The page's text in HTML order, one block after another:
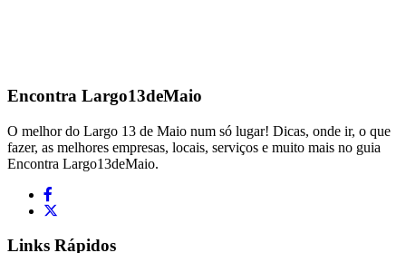
Encontra Largo13deMaio
O melhor do Largo 13 de Maio num só lugar! Dicas, onde ir, o que
fazer, as melhores empresas, locais, serviços e muito mais no guia
Encontra Largo13deMaio.
Links Rápidos